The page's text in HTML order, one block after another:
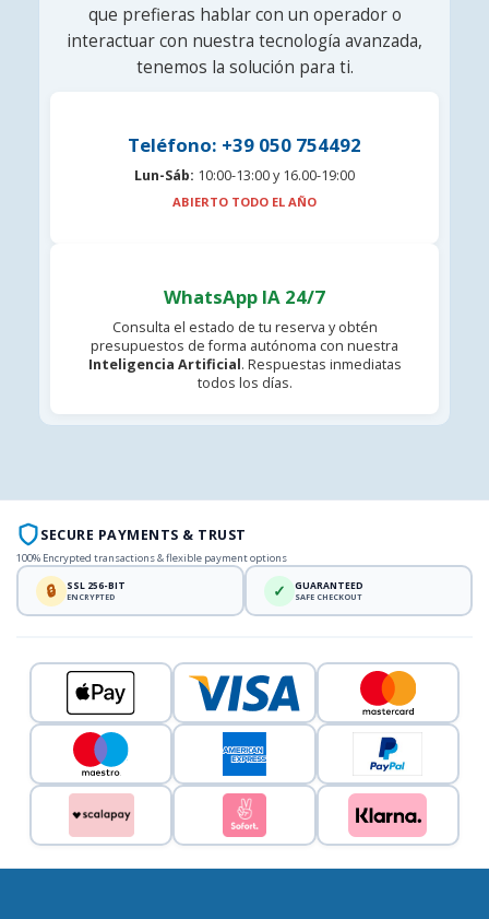
que prefieras hablar con un operador o
interactuar con nuestra tecnología avanzada,
tenemos la solución para ti.
Teléfono: +39 050 754492
Lun-Sáb: 10:00-13:00 y 16.00-19:00
ABIERTO TODO EL AÑO
WhatsApp IA 24/7
Consulta el estado de tu reserva y obtén
presupuestos de forma autónoma con nuestra
Inteligencia Artificial. Respuestas inmediatas
todos los días.
SECURE PAYMENTS & TRUST
100% Encrypted transactions & flexible payment options
🔒 SSL 256-BIT
ENCRYPTED ✓ GUARANTEED
SAFE CHECKOUT